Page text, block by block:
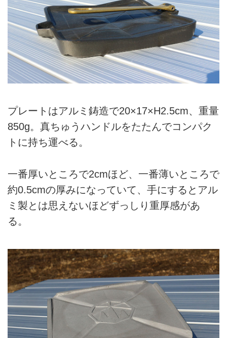
プレートはアルミ鋳造で20×17×H2.5cm、重量
850g。真ちゅうハンドルをたたんでコンパク
トに持ち運べる。
一番厚いところで2cmほど、一番薄いところで
約0.5cmの厚みになっていて、手にするとアル
ミ製とは思えないほどずっしり重厚感があ
る。